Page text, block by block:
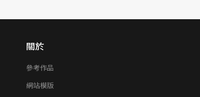
關於
參考作品
網站模版